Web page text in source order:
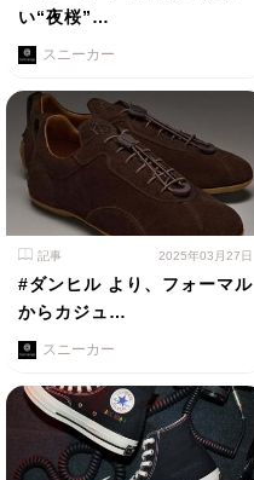
い“夜桜”…
スニーカー
記事 2025年03月27日
#ダンヒル より、フォーマル
からカジュ…
スニーカー